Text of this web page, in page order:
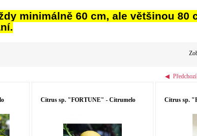
minimálně 60 cm, ale většinou 80
◀ Předchozí
Citrus sp. "FORTUNE" - Citrumelo Citrus sp.